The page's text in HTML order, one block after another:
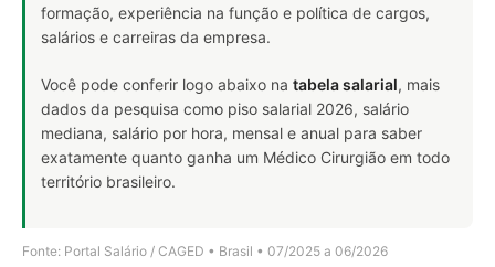
formação, experiência na função e política de cargos,
salários e carreiras da empresa.
Você pode conferir logo abaixo na tabela salarial, mais
dados da pesquisa como piso salarial 2026, salário
mediana, salário por hora, mensal e anual para saber
exatamente quanto ganha um Médico Cirurgião em todo
território brasileiro.
Fonte: Portal Salário / CAGED • Brasil • 07/2025 a 06/2026